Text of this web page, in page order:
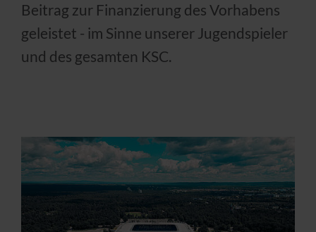
Beitrag zur Finanzierung des Vorhabens
geleistet - im Sinne unserer Jugendspieler
und des gesamten KSC.